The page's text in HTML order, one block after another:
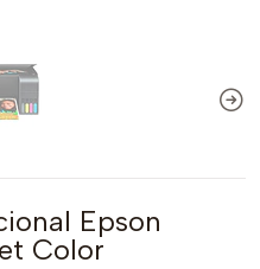
Epson
Color